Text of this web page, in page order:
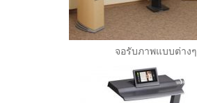
จอรับภาพแบบต่างๆ